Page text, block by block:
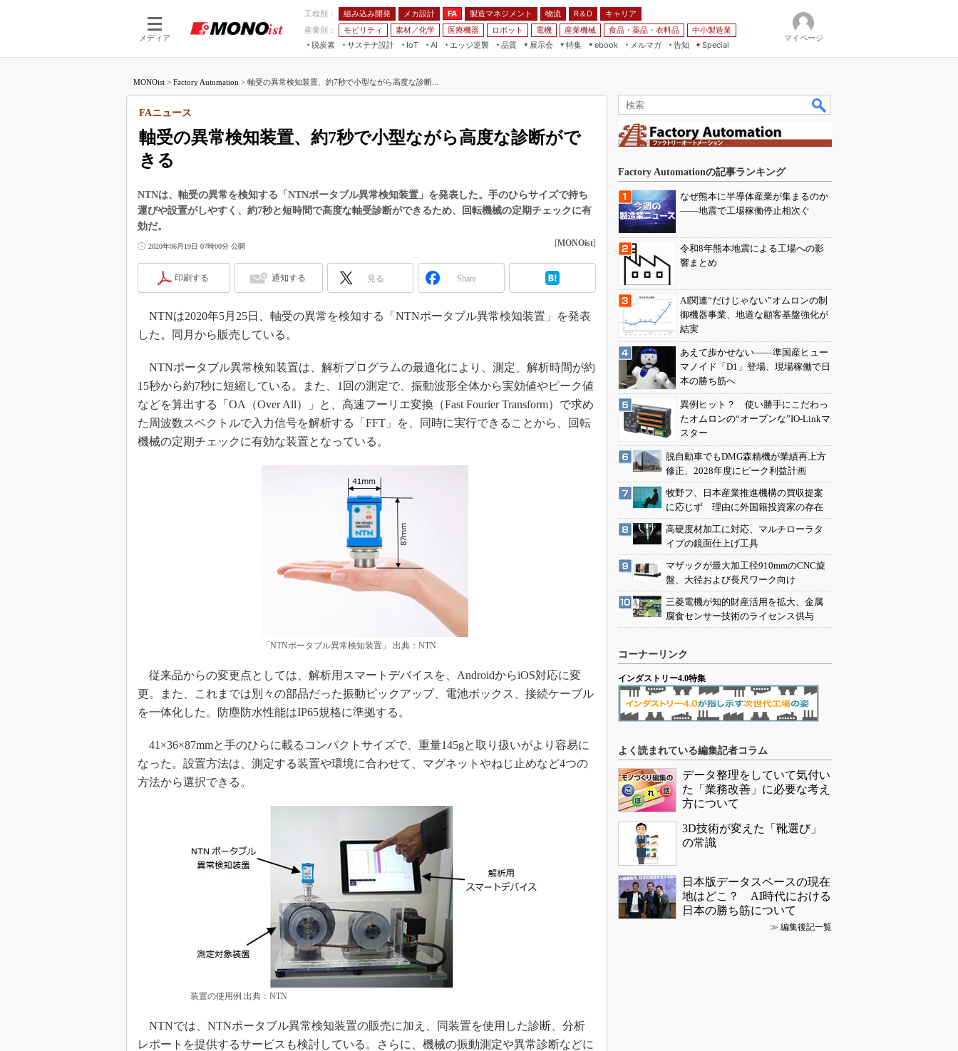
メディア
工程別： 組み込み開発 メカ設計 FA 製造マネジメント 物流 R＆D
キャリア
産業別：
モビリティ 素材／化学 医療機器 ロボット 電機 産業機械 食品・薬品・衣料品
中小製造業
脱炭素
サステナ設計
IoT
つながる工場
AI
AI×設備保全
エッジ逆襲 品質
展示会
JIMTOF
IIFES
TECHNO-FRONTIER
EdgeTech+
日本ものづくりワールド
AUTOMOTIVE WORLD
特集
つながるクルマ
VR／AR
フィールドサービス
組み込み画像技術
組み込みモデリング
ISO26262
3Dプリンタ
S＆OP
インダストリー4.0
イノベーション
制御セキュリティ
新型コロナへの対応
ebook
メルマガ
告知 Special
マイページ
MONOist > Factory Automation > 軸受の異常検知装置、約7秒で小型ながら高度な診断...
軸受の異常検知装置、約7秒で小型ながら高度な診断がで
きる
FAニュース
NTNは、軸受の異常を検知する「NTNポータブル異常検知装置」を発表した。手のひらサイズで持ち
運びや設置がしやすく、約7秒と短時間で高度な軸受診断ができるため、回転機械の定期チェックに有
効だ。
2020年06月19日 07時00分 公開 [MONOist]
印刷する 通知する 見る Share
NTNは2020年5月25日、軸受の異常を検知する「NTNポータブル異常検知装置」を発表
した。同月から販売している。
NTNポータブル異常検知装置は、解析プログラムの最適化により、測定、解析時間が約
15秒から約7秒に短縮している。また、1回の測定で、振動波形全体から実効値やピーク値
などを算出する「OA（Over All）」と、高速フーリエ変換（Fast Fourier Transform）で求め
た周波数スペクトルで入力信号を解析する「FFT」を、同時に実行できることから、回転
機械の定期チェックに有効な装置となっている。
「NTNポータブル異常検知装置」 出典：NTN
従来品からの変更点としては、解析用スマートデバイスを、AndroidからiOS対応に変
更。また、これまでは別々の部品だった振動ピックアップ、電池ボックス、接続ケーブル
を一体化した。防塵防水性能はIP65規格に準拠する。
41×36×87mmと手のひらに載るコンパクトサイズで、重量145gと取り扱いがより容易に
なった。設置方法は、測定する装置や環境に合わせて、マグネットやねじ止めなど4つの
方法から選択できる。
装置の使用例 出典：NTN
NTNでは、NTNポータブル異常検知装置の販売に加え、同装置を使用した診断、分析
レポートを提供するサービスも検討している。さらに、機械の振動測定や異常診断などに
Factory Automationの記事ランキング
なぜ熊本に半導体産業が集まるのか
――地震で工場稼働停止相次ぐ
令和8年熊本地震による工場への影
響まとめ
AI関連“だけじゃない”オムロンの制
御機器事業、地道な顧客基盤強化が
結実
あえて歩かせない――準国産ヒュー
マノイド「D1」登場、現場稼働で日
本の勝ち筋へ
異例ヒット？ 使い勝手にこだわっ
たオムロンの“オープンな”IO-Linkマ
スター
脱自動車でもDMG森精機が業績再上方
修正、2028年度にピーク利益計画
牧野フ、日本産業推進機構の買収提案
に応じず 理由に外国籍投資家の存在
高硬度材加工に対応、マルチローラタ
イプの鏡面仕上げ工具
マザックが最大加工径910mmのCNC旋
盤、大径および長尺ワーク向け
三菱電機が知的財産活用を拡大、金属
腐食センサー技術のライセンス供与
コーナーリンク
インダストリー4.0特集
よく読まれている編集記者コラム
データ整理をしていて気付い
た「業務改善」に必要な考え
方について
3D技術が変えた「靴選び」
の常識
日本版データスペースの現在
地はどこ？ AI時代における
日本の勝ち筋について
≫ 編集後記一覧